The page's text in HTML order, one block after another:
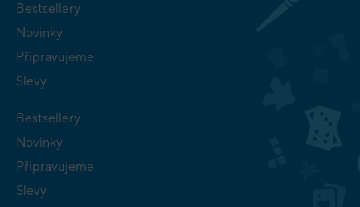
Bestsellery
Novinky
Připravujeme
Slevy
Bestsellery
Novinky
Připravujeme
Slevy